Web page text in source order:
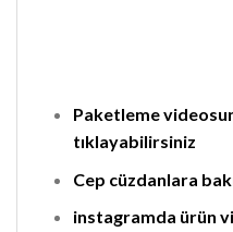
Paketleme
tıklayabilirsiniz
Cep cüzdanlara
instagramda ürün